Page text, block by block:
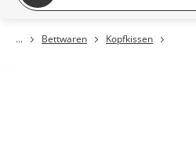
Bettwaren Kopfkissen